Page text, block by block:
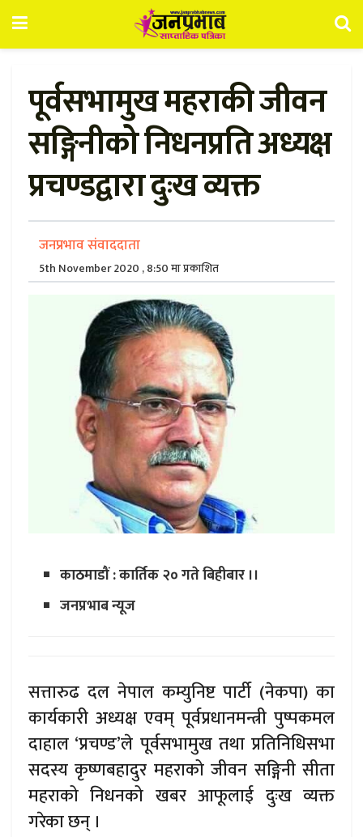
पूर्वसभामुख महराकी जीवन
सङ्गिनीको निधनप्रति अध्यक्ष
प्रचण्डद्वारा दुःख व्यक्त
जनप्रभाव संवाददाता
5th November 2020 , 8:50 मा प्रकाशित
काठमाडौं : कार्तिक २० गते बिहीबार ।।
जनप्रभाब न्यूज
सत्तारुढ दल नेपाल कम्युनिष्ट पार्टी (नेकपा) का
कार्यकारी अध्यक्ष एवम् पूर्वप्रधानमन्त्री पुष्पकमल
दाहाल ‘प्रचण्ड’ले पूर्वसभामुख तथा प्रतिनिधिसभा
सदस्य कृष्णबहादुर महराको जीवन सङ्गिनी सीता
महराको निधनको खबर आफूलाई दुःख व्यक्त
गरेका छन् ।